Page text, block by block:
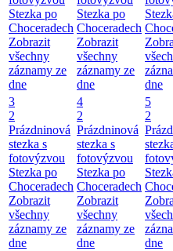
Stezka po
Choceradech
Zobrazit
všechny
záznamy ze
dne
Stezka po
Choceradech
Zobrazit
všechny
záznamy ze
dne
dne
3
2
Prázdninová
stezka s
fotovýzvou
Stezka po
Choceradech
Zobrazit
všechny
záznamy ze
dne
4
2
Prázdninová
stezka s
fotovýzvou
Stezka po
Choceradech
Zobrazit
všechny
záznamy ze
dne
5
2
dne